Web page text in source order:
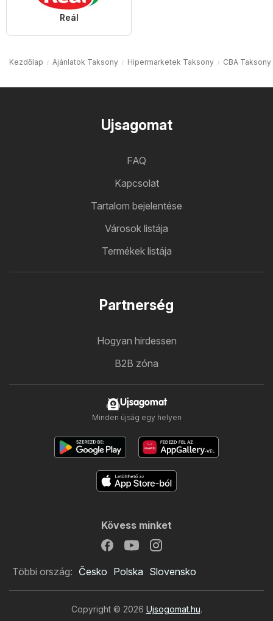
Reál
Kezdőlap Ajánlatok Taksony Hipermarketek Taksony CBA Taksony
Ujsagomat
FAQ
Kapcsolat
Tartalom bejelentése
Városok listája
Termékek listája
Partnerség
Hogyan hirdessen
B2B zóna
Ujsagomat
Minden újság egy helyen
Kövess minket
Többi ország: Česko Polska Slovensko
Copyright © 2026 Ujsogomat.hu.